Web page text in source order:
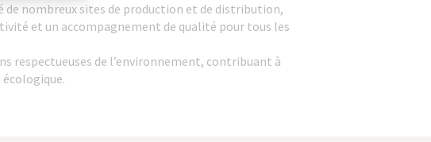
de nombreux sites de production et de distribution,
et un accompagnement de qualité pour tous les
respectueuses de l’environnement, contribuant à